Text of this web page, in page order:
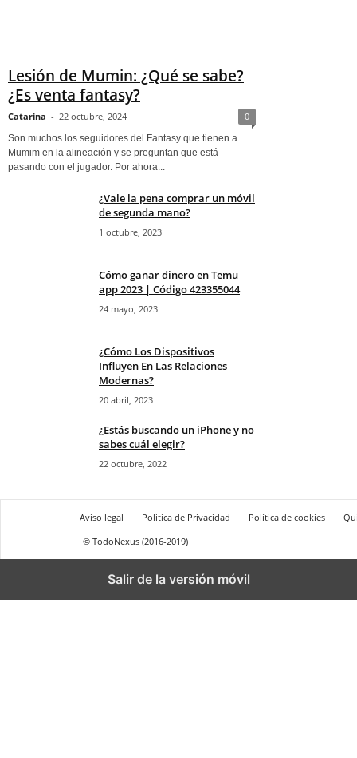
Lesión de Mumin: ¿Qué se sabe?
¿Es venta fantasy?
Catarina - 22 octubre, 2024 0
Son muchos los seguidores del Fantasy que tienen a
Mumim en la alineación y se preguntan que está
pasando con el jugador. Por ahora...
¿Vale la pena comprar un móvil
de segunda mano?
1 octubre, 2023
Cómo ganar dinero en Temu
app 2023 | Código 423355044
24 mayo, 2023
¿Cómo Los Dispositivos
Influyen En Las Relaciones
Modernas?
20 abril, 2023
¿Estás buscando un iPhone y no
sabes cuál elegir?
22 octubre, 2022
Aviso legal Politica de Privacidad Política de cookies
© TodoNexus (2016-2019)
Salir de la versión móvil